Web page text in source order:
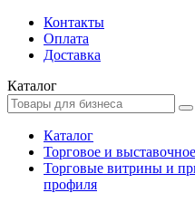
Контакты
Оплата
Доставка
Каталог
Каталог
Торговое и
Торговые витрины и
профиля